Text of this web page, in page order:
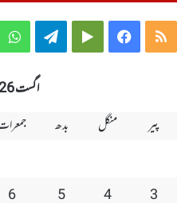
RSS
Facebook
Google
اگست 2026
پیر
منگل بدھ
3
4
5
6